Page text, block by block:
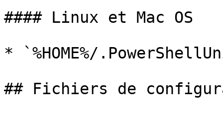
#### Linux et Mac OS
* `%HOME%/
## Fichiers de